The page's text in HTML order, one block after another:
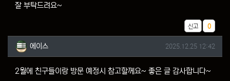
잘 부탁드려요~
신고 추천
0
에이스님의 댓글
에이스 작성일
2025.12.25 12:42
2월에 친구들이랑 방문 예정시 참고할께요~ 좋은 글 감사합니다~